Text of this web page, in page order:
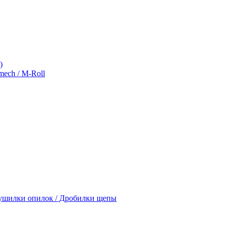
/ M-Roll
опилок / Дробилки щепы